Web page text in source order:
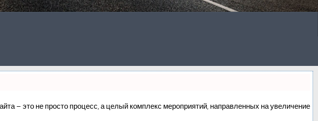
– это не просто процесс, а целый комплекс мероприятий, направленных на увеличение